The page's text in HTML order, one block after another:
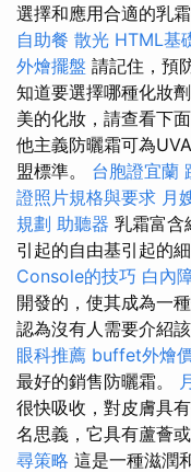
選擇和應用合適的乳
自助餐 散光 HTML基
外燴擺盤 請記住，預
知道要選擇哪種化妝
美的化妝，請查看下
他主義防曬霜可為
盟標準。 台胞證宜蘭
證照片規格與要求 月
規劃 助聽器 乳霜富含
引起的自由基引起的
Console的技巧 白內
開發的，使其成為一
認為沒有人需要介紹
眼科推薦 buffet外燴
最好的銷售防曬霜。
很快吸收，對皮膚具
名思義，它具有蘆薈
尋策略 這是一種滋潤